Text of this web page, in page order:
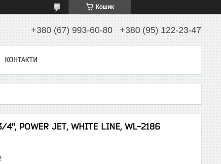
Кошик
+380 (67) 993-60-80 +380 (95) 122-23-47
КОНТАКТИ
POWER JET, WHITE LINE, WL-2186